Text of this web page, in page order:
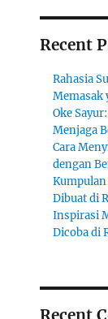
Recent
Rahasia
Memasak
Oke
Menjaga
Cara
dengan
Kumpulan
Dibuat di
Inspirasi
Dicoba di
Recent